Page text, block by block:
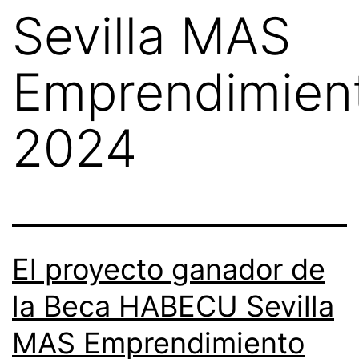
Sevilla MAS
2024
El proyecto ganador de
la Beca HABECU Sevilla
MAS Emprendimiento